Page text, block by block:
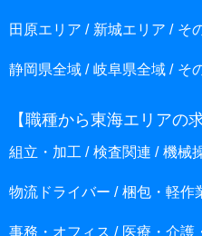
田原エリア 新城エリア そ
静岡県全域 岐阜県全域 そ
【職種から東海エリアの
組立・加工 検査関連 機械
物流ドライバー 梱包・軽作
事務・オフィス 医療・介護